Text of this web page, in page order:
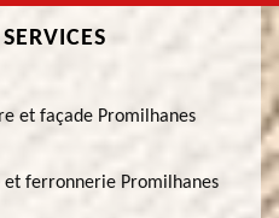
et façade Promilhanes
ferronnerie Promilhanes